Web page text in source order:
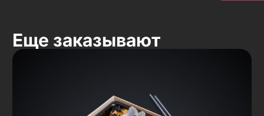
Еще заказывают